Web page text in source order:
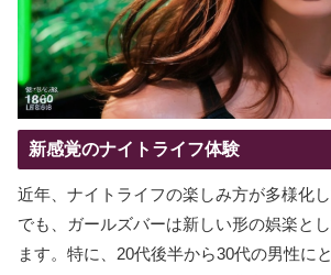
新感覚のナイトライフ体験
近年、ナイトライフの楽しみ方が多様化
でも、ガールズバーは新しい形の娯楽と
ます。特に、20代後半から30代の男性に